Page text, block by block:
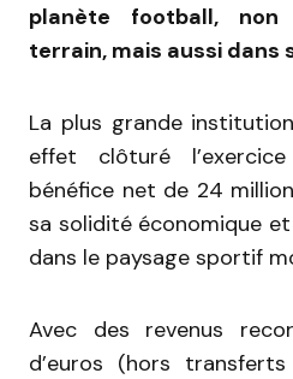
planète football,
terrain, mais aussi dans
La plus grande
effet clôturé
bénéfice net de 24
sa solidité économique
dans le paysage sportif
Avec des revenus
d’euros (hors